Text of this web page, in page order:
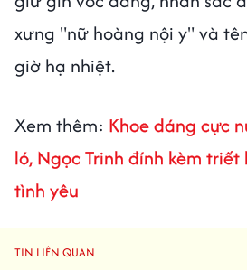
xưng "nữ hoàng nội y" và
giờ hạ nhiệt.
Xem thêm: Khoe dáng cực
ló, Ngọc Trinh đính kèm
tình yêu
TIN LIÊN QUAN